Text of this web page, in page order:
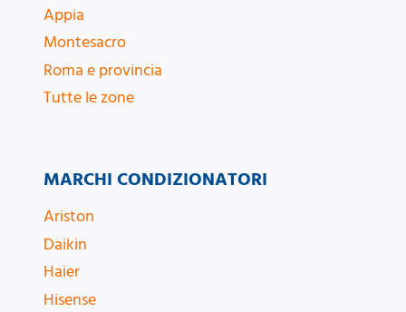
Appia
Montesacro
Roma e provincia
Tutte le zone
MARCHI CONDIZIONATORI
Ariston
Daikin
Haier
Hisense